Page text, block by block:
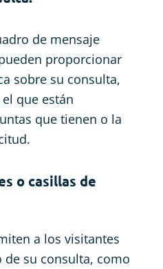
de mensaje
proporcionar
sobre su consulta,
que están
que tienen o la
o casillas de
a los visitantes
su consulta, como